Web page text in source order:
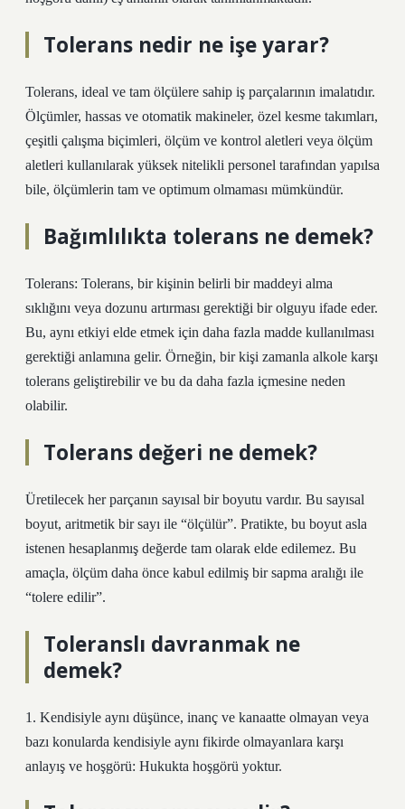
Tolerans nedir ne işe yarar?
Tolerans, ideal ve tam ölçülere sahip iş parçalarının imalatıdır.
Ölçümler, hassas ve otomatik makineler, özel kesme takımları,
çeşitli çalışma biçimleri, ölçüm ve kontrol aletleri veya ölçüm
aletleri kullanılarak yüksek nitelikli personel tarafından yapılsa
bile, ölçümlerin tam ve optimum olmaması mümkündür.
Bağımlılıkta tolerans ne demek?
Tolerans: Tolerans, bir kişinin belirli bir maddeyi alma
sıklığını veya dozunu artırması gerektiği bir olguyu ifade eder.
Bu, aynı etkiyi elde etmek için daha fazla madde kullanılması
gerektiği anlamına gelir. Örneğin, bir kişi zamanla alkole karşı
tolerans geliştirebilir ve bu da daha fazla içmesine neden
olabilir.
Tolerans değeri ne demek?
Üretilecek her parçanın sayısal bir boyutu vardır. Bu sayısal
boyut, aritmetik bir sayı ile “ölçülür”. Pratikte, bu boyut asla
istenen hesaplanmış değerde tam olarak elde edilemez. Bu
amaçla, ölçüm daha önce kabul edilmiş bir sapma aralığı ile
“tolere edilir”.
Toleranslı davranmak ne
demek?
1. Kendisiyle aynı düşünce, inanç ve kanaatte olmayan veya
bazı konularda kendisiyle aynı fikirde olmayanlara karşı
anlayış ve hoşgörü: Hukukta hoşgörü yoktur.